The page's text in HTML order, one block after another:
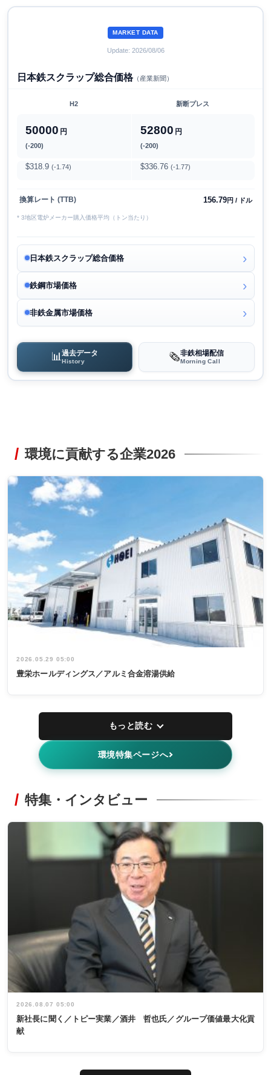
MARKET DATA
Update: 2026/08/06
日本鉄スクラップ総合価格（産業新聞）
H2 新断プレス
50000 円
(-200)
52800 円
(-200)
$318.9 (-1.74) $336.76 (-1.77)
換算レート (TTB) 156.79円 / ドル
* 3地区電炉メーカー購入価格平均（トン当たり）
日本鉄スクラップ総合価格
鉄鋼市場価格
非鉄金属市場価格
📊過去データ
History 🗞️非鉄相場配信
Morning Call
環境に貢献する企業2026
2026.05.29 05:00
豊栄ホールディングス／アルミ合金溶湯供給
もっと読む
環境特集ページへ
特集・インタビュー
2026.08.07 05:00
新社長に聞く／トピー実業／酒井 哲也氏／グループ価値最大化貢
献